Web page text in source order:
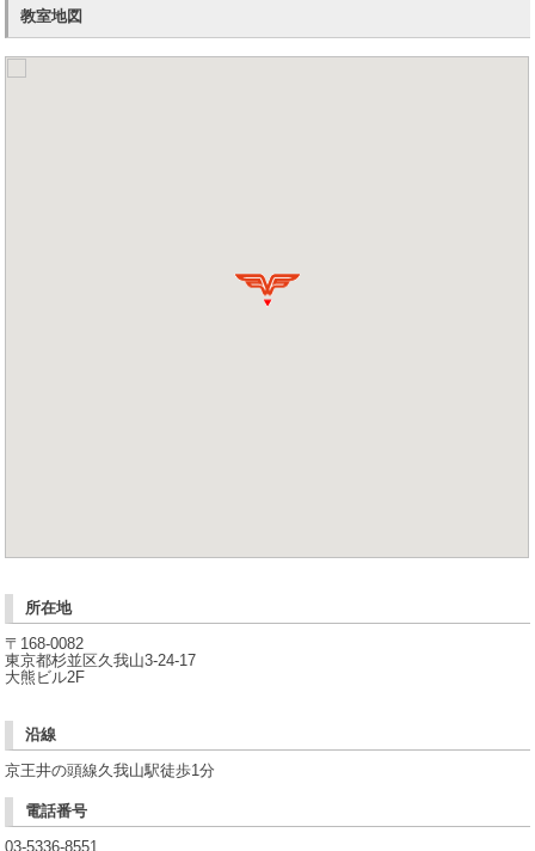
教室地図
所在地
〒168-0082
東京都杉並区久我山3-24-17
大熊ビル2F
沿線
京王井の頭線久我山駅徒歩1分
電話番号
03-5336-8551